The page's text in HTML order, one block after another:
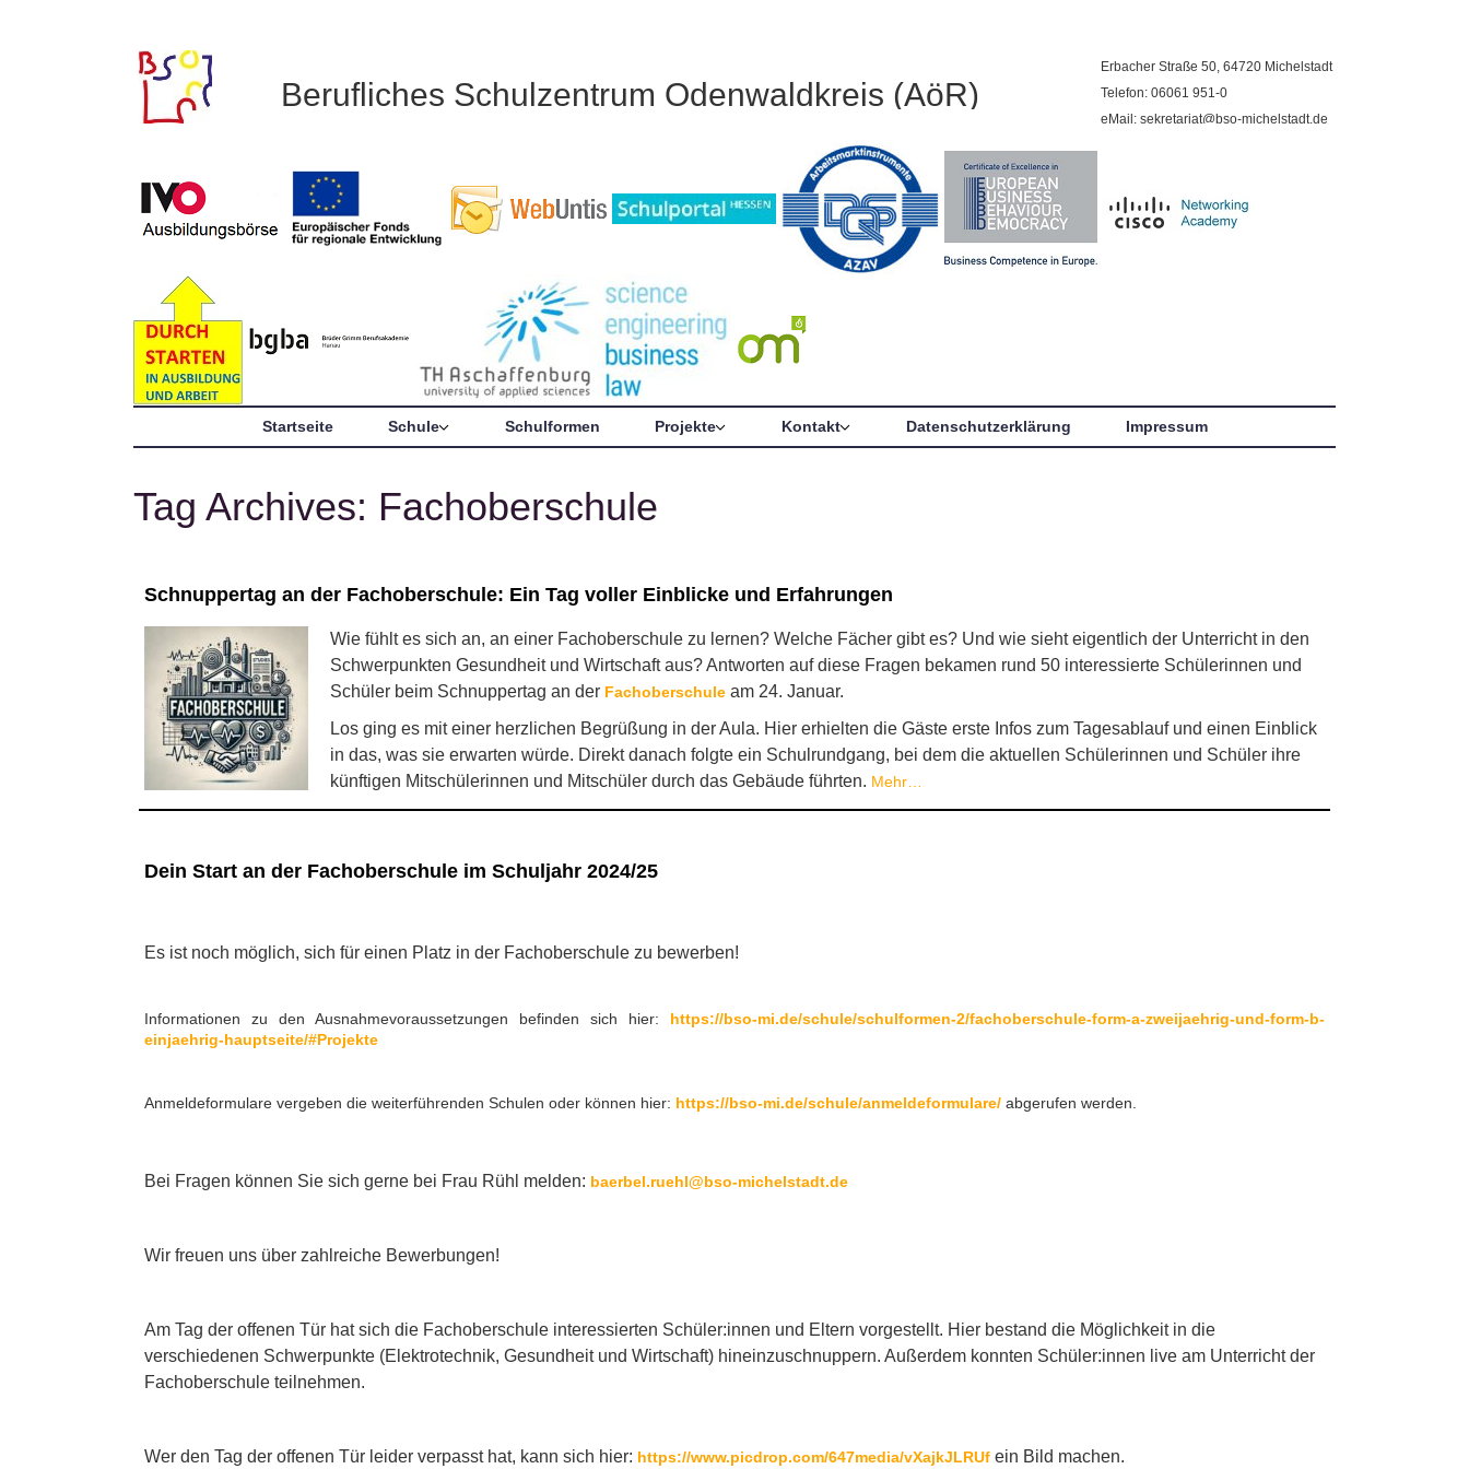
Berufliches Schulzentrum Odenwaldkreis (AöR)
Erbacher Straße 50, 64720 Michelstadt
Telefon: 06061 951-0
eMail: sekretariat@bso-michelstadt.de
Startseite Schule Schulformen Projekte Kontakt Datenschutzerklärung Impressum
Tag Archives: Fachoberschule
Schnuppertag an der Fachoberschule: Ein Tag voller Einblicke und Erfahrungen
Wie fühlt es sich an, an einer Fachoberschule zu lernen? Welche Fächer gibt es? Und wie sieht eigentlich der Unterricht in den
Schwerpunkten Gesundheit und Wirtschaft aus? Antworten auf diese Fragen bekamen rund 50 interessierte Schülerinnen und
Schüler beim Schnuppertag an der Fachoberschule am 24. Januar.
Los ging es mit einer herzlichen Begrüßung in der Aula. Hier erhielten die Gäste erste Infos zum Tagesablauf und einen Einblick
in das, was sie erwarten würde. Direkt danach folgte ein Schulrundgang, bei dem die aktuellen Schülerinnen und Schüler ihre
künftigen Mitschülerinnen und Mitschüler durch das Gebäude führten. Mehr…
Dein Start an der Fachoberschule im Schuljahr 2024/25
Es ist noch möglich, sich für einen Platz in der Fachoberschule zu bewerben!
Informationen zu den Ausnahmevoraussetzungen befinden sich hier: https://bso-mi.de/schule/schulformen-2/fachoberschule-form-a-zweijaehrig-und-form-b-
einjaehrig-hauptseite/#Projekte
Anmeldeformulare vergeben die weiterführenden Schulen oder können hier: https://bso-mi.de/schule/anmeldeformulare/ abgerufen werden.
Bei Fragen können Sie sich gerne bei Frau Rühl melden: baerbel.ruehl@bso-michelstadt.de
Wir freuen uns über zahlreiche Bewerbungen!
Am Tag der offenen Tür hat sich die Fachoberschule interessierten Schüler:innen und Eltern vorgestellt. Hier bestand die Möglichkeit in die
verschiedenen Schwerpunkte (Elektrotechnik, Gesundheit und Wirtschaft) hineinzuschnuppern. Außerdem konnten Schüler:innen live am Unterricht der
Fachoberschule teilnehmen.
Wer den Tag der offenen Tür leider verpasst hat, kann sich hier: https://www.picdrop.com/647media/vXajkJLRUf ein Bild machen.